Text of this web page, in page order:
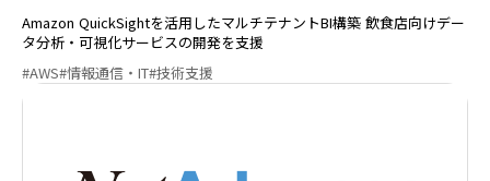
Amazon QuickSightを活用したマルチテナントBI構築 飲食店向けデー
タ分析・可視化サービスの開発を支援
#AWS#情報通信・IT#技術支援